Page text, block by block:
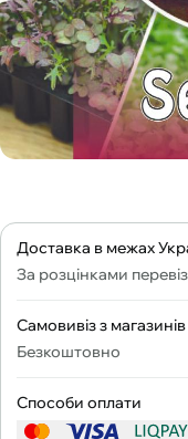
Доставка в межах
За розцінками
Самовивіз з магазинів
Безкоштовно
Способи оплати